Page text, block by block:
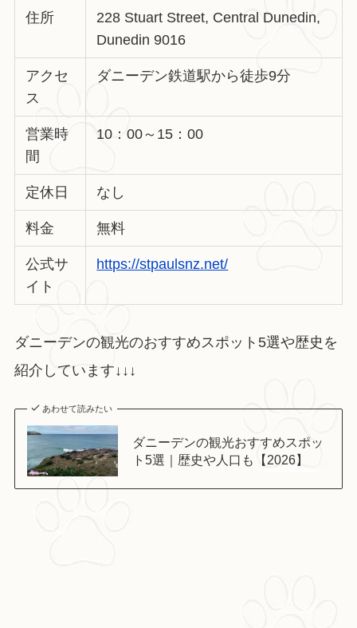
住所
228 Stuart Street, Central Dunedin,
Dunedin 9016
アクセ
ス
ダニーデン鉄道駅から徒歩9分
営業時
間
10：00～15：00
定休日 なし
料金 無料
公式サ
イト
https://stpaulsnz.net/
ダニーデンの観光のおすすめスポット5選や歴史を
紹介しています↓↓↓
あわせて読みたい
ダニーデンの観光おすすめスポッ
ト5選｜歴史や人口も【2026】